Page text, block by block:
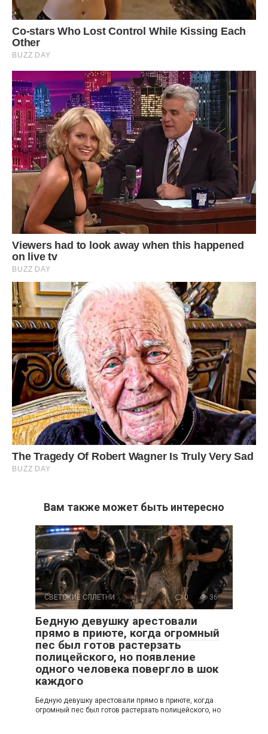
Вам также может быть интересно
СВЕТСКИЕ СПЛЕТНИ 0 36
Бедную девушку арестовали
прямо в приюте, когда огромный
пес был готов растерзать
полицейского, но появление
одного человека повергло в шок
каждого
Бедную девушку арестовали прямо в приюте, когда
огромный пес был готов растерзать полицейского, но